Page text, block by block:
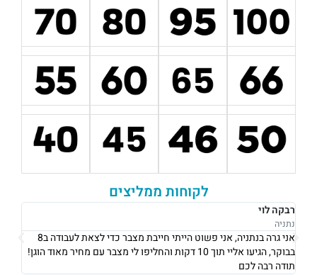
לקוחות ממליצים
רבקה לוי
נתניה
אני גרה בנתניה, אני פשוט הייתי חייבת מצבר כדי לצאת לעבודה ב8
בבוקר, הגיעו אליי תוך 10 דקות והחליפו לי מצבר עם מחיר מאוד הוגן!
תודה רבה לכם